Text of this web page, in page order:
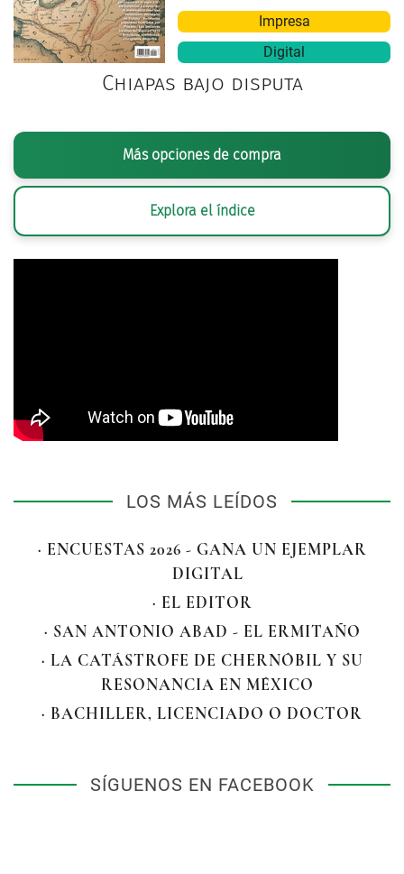
Impresa
Digital
Chiapas bajo disputa
Más opciones de compra
Explora el índice
LOS MÁS LEÍDOS
· ENCUESTAS 2026 - GANA UN EJEMPLAR
DIGITAL
· EL EDITOR
· SAN ANTONIO ABAD - EL ERMITAÑO
· LA CATÁSTROFE DE CHERNÓBIL Y SU
RESONANCIA EN MÉXICO
· BACHILLER, LICENCIADO O DOCTOR
SÍGUENOS EN FACEBOOK